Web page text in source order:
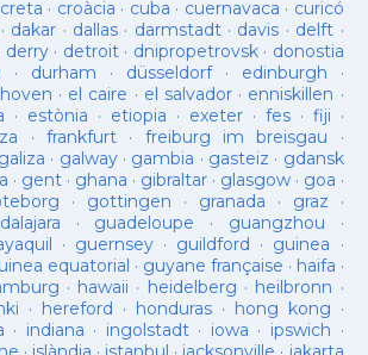
creta · croàcia · cuba · cuernavaca · curicó
· dakar · dallas · darmstadt· davis · delft ·
derry· detroit· dnipropetrovsk· donostia
· durham · düsseldorf· edinburgh ·
· el caire · el salvador · enniskillen ·
· estònia · etiopia · exeter· fes· fiji ·
· frankfurt· freiburg im breisgau ·
galiza · galway· gambia · gasteiz · gdansk
· gent· ghana · gibraltar· glasgow· goa ·
· gottingen · granada · graz ·
· guadeloupe · guangzhou ·
· guernsey· guildford · guinea ·
equatorial · guyane française · haifa ·
· hawaii · heidelberg · heilbronn ·
· hereford · honduras· hong kong ·
· indiana · ingolstadt· iowa · ipswich ·